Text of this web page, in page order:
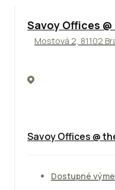
TOP
Savoy Offices
Mostová 2, 81102
Savoy Offices @
Dostupné